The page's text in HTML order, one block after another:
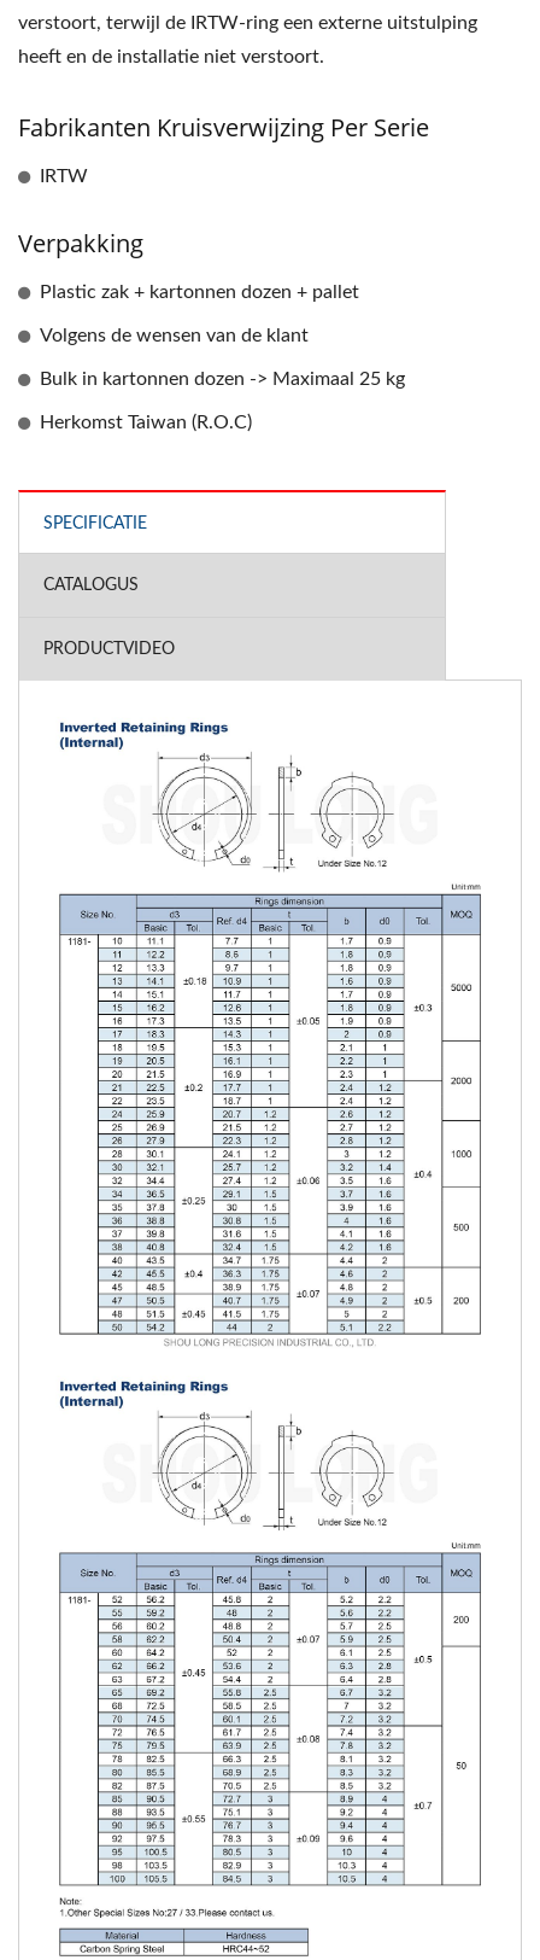
verstoort, terwijl de IRTW-ring een externe uitstulping
heeft en de installatie niet verstoort.
Fabrikanten Kruisverwijzing Per Serie
IRTW
Verpakking
Plastic zak + kartonnen dozen + pallet
Volgens de wensen van de klant
Bulk in kartonnen dozen -> Maximaal 25 kg
Herkomst Taiwan (R.O.C)
SPECIFICATIE
CATALOGUS
PRODUCTVIDEO